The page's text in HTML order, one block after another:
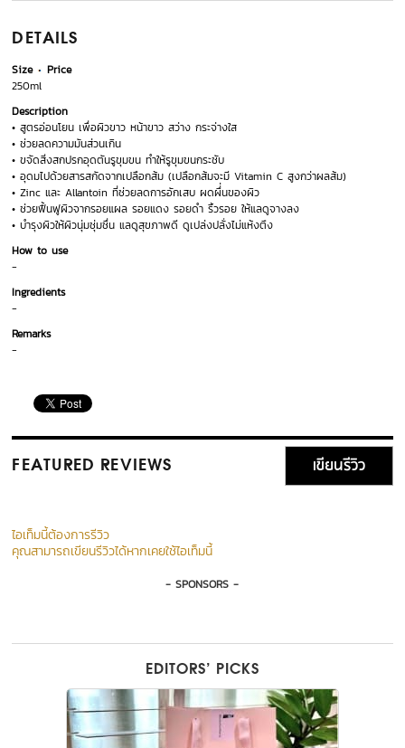
DETAILS
Size
Price
250ml
Description
• สูตรอ่อนโยน เพื่อผิวขาว หน้าขาว สว่าง กระจ่างใส
• ช่วยลดความมันส่วนเกิน
• ขจัดสิ่งสกปรกอุดตันรูขุมขน ทำให้รูขุมขนกระชับ
• อุดมไปด้วยสารสกัดจากเปลือกส้ม (เปลือกส้มจะมี Vitamin C สูงกว่าผลส้ม)
• Zinc และ Allantoin ที่ช่วยลดการอักเสบ ผดผื่่นของผิว
• ช่วยฟื้นฟูผิวจากรอยแผล รอยแดง รอยดำ ริ้วรอย ให้แลดูจางลง
• บำรุงผิวให้ผิวนุ่มชุ่มชื่น แลดูสุขภาพดี ดูเปล่งปลั่งไม่แห้งตึง
How to use
-
Ingredients
-
Remarks
-
FEATURED REVIEWS เขียนรีวิว
ไอเท็มนี้ต้องการรีวิว
คุณสามารถเขียนรีวิวได้หากเคยใช้ไอเท็มนี้
- SPONSORS -
EDITORS’ PICKS